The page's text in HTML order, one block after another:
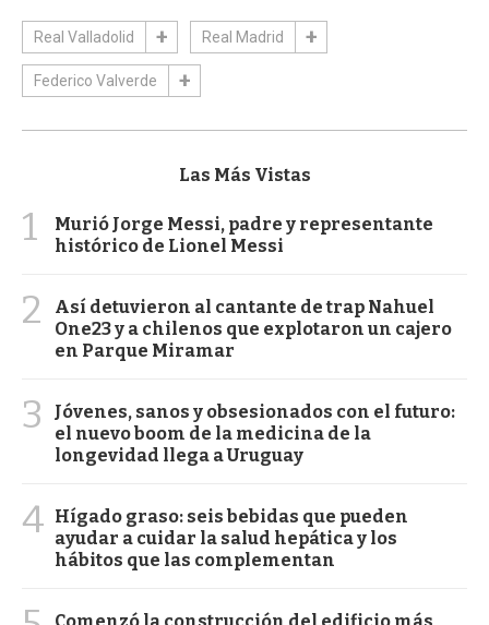
Real Valladolid Real Madrid
Federico Valverde
Las Más Vistas
1
Murió Jorge Messi, padre y representante
histórico de Lionel Messi
2
Así detuvieron al cantante de trap Nahuel
One23 y a chilenos que explotaron un cajero
en Parque Miramar
3
Jóvenes, sanos y obsesionados con el futuro:
el nuevo boom de la medicina de la
longevidad llega a Uruguay
4 Hígado graso: seis bebidas que pueden
ayudar a cuidar la salud hepática y los
hábitos que las complementan